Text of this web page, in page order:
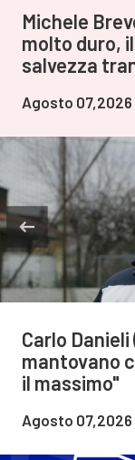
Michele
molto duro,
salvezza
Agosto 07,2026
Carlo
mantovano
il massimo"
Agosto 07,2026